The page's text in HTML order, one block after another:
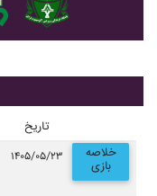
تاریخ
۱۴۰۵/۰۵/۲۳ خلاصه
بازی